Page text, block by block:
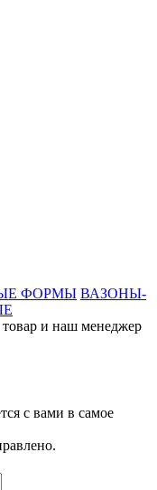
ФОРМЫ ВАЗОНЫ-
и наш менеджер
с вами в самое